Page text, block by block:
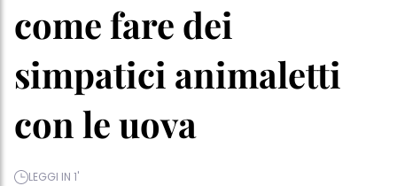
come fare dei
simpatici animaletti
con le uova
LEGGI IN 1'